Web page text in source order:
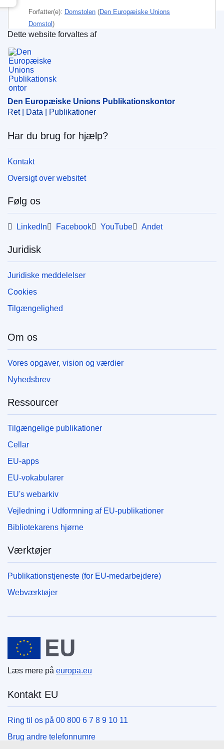
Forfatter(e): Domstolen (Den Europæiske Unions
Domstol )
Økonomiske Samarbejdsområde
erstatningssager
prisaftale
CELEX : 62021CA0163
OJ : JOC_2023_007_R_0006
IMMC : ARR-C-0163-2021
Den Europæiske Unions Publikationskontor
Dette website forvaltes af
Den Europæiske Unions Publikationskontor
Ret | Data | Publikationer
Har du brug for hjælp?
Kontakt
Oversigt over websitet
Følg os
LinkedIn Facebook YouTube Andet
Juridisk
Juridiske meddelelser
Cookies
Tilgængelighed
Om os
Vores opgaver, vision og værdier
Nyhedsbrev
Ressourcer
Tilgængelige publikationer
Cellar
EU-apps
EU-vokabularer
EU's webarkiv
Vejledning i Udformning af EU-publikationer
Bibliotekarens hjørne
Værktøjer
Publikationstjeneste (for EU-medarbejdere)
Webværktøjer
Den Europæiske Union
Læs mere på europa.eu
Kontakt EU
Ring til os på 00 800 6 7 8 9 10 11
Brug andre telefonnumre